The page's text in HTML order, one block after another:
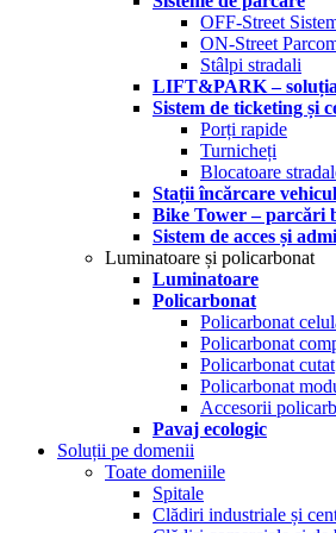
OFF-Street
ON-Street
Stâlpi stradali
LIFT&PARK –
Sistem de ticketing și
Porți rapide
Turnicheți
Blocatoare
Stații încărcare
Bike Tower – parcări
Sistem de acces și
Luminatoare și policarbonat
Luminatoare
Policarbonat
Policarbonat
Policarbonat
Policarbonat cutat
Policarbonat
Accesorii
Pavaj ecologic
Soluții pe domenii
Toate domeniile
Spitale
Clădiri industriale și